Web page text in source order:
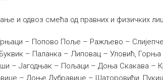
и одвоз смећа од правних и физичких
– Попово Поље – Ражљево –
– Паланка – Липовац – Уловић,
– Јагодњак – Пољаци – Доња Скакава –
– Доње Дубравице – Шаторовићи,